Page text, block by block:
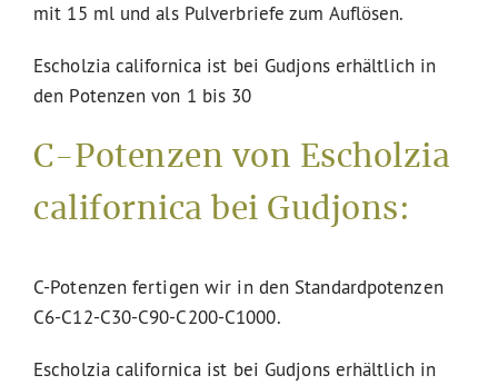
mit 15 ml und als Pulverbriefe zum Auflösen.
Escholzia californica ist bei Gudjons erhältlich in
den Potenzen von 1 bis 30
C-Potenzen von Escholzia
californica bei Gudjons:
C-Potenzen fertigen wir in den Standardpotenzen
C6-C12-C30-C90-C200-C1000.
Escholzia californica ist bei Gudjons erhältlich in